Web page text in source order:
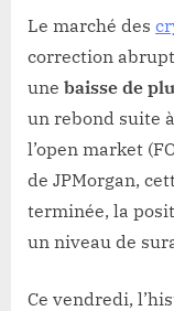
Le marché des
correction
une baisse de
un rebond suite
l’open market
de JPMorgan,
terminée, la
un niveau de
Ce vendredi,